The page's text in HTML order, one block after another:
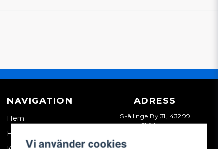
NAVIGATION
Hem
Företagskund
ADRESS
Skällinge By 31, 432 99
Skällinge
Vi använder cookies